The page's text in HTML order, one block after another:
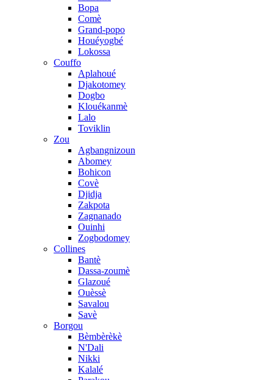
Bopa
Comè
Grand-popo
Houéyogbé
Lokossa
Couffo
Aplahoué
Djakotomey
Dogbo
Klouékanmè
Lalo
Toviklin
Zou
Agbangnizoun
Abomey
Bohicon
Covè
Djidja
Zakpota
Zagnanado
Ouinhi
Zogbodomey
Collines
Bantè
Dassa-zoumè
Glazoué
Ouèssè
Savalou
Savè
Borgou
Bèmbèrèkè
N'Dali
Nikki
Kalalé